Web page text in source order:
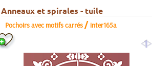
Anneaux et spirales - tuile
Pochoirs avec motifs carrés / inter165a
a